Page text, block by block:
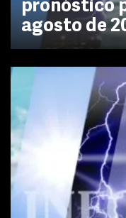
pronóstico
agosto de